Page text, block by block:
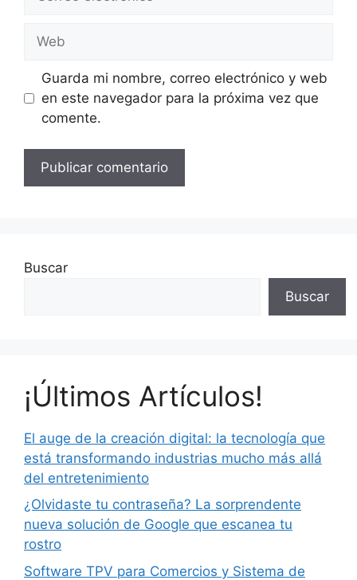
Web
Guarda mi nombre, correo electrónico y web
en este navegador para la próxima vez que
comente.
Buscar
Buscar
¡Últimos Artículos!
El auge de la creación digital: la tecnología que
está transformando industrias mucho más allá
del entretenimiento
¿Olvidaste tu contraseña? La sorprendente
nueva solución de Google que escanea tu
rostro
Software TPV para Comercios y Sistema de